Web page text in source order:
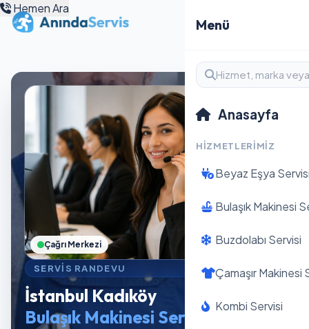
Menü
Anasayfa
HIZMETLERIMIZ
Beyaz Eşya
Bulaşık Makinesi
Buzdolabı Servisi
Çamaşır Makinesi
Kombi Servisi
Hemen Ara
SERVIS RANDEVU
İstanbul Kadıköy
Bulaşık Makinesi Servisi
Çağrı Merkezi